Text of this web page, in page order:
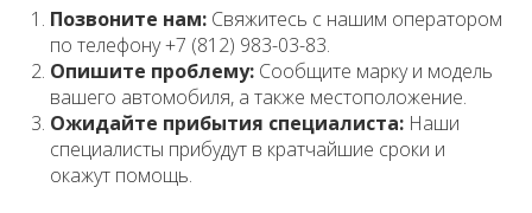
Позвоните нам: Свяжитесь с нашим оператором
по телефону +7 (812) 983-03-83.
Опишите проблему: Сообщите марку и модель
вашего автомобиля, а также местоположение.
Ожидайте прибытия специалиста: Наши
специалисты прибудут в кратчайшие сроки и
окажут помощь.